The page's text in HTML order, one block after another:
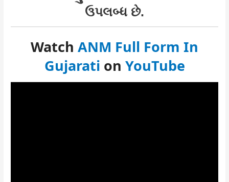
ઉપલબ્ધ છે.
Watch ANM Full Form In
Gujarati on YouTube